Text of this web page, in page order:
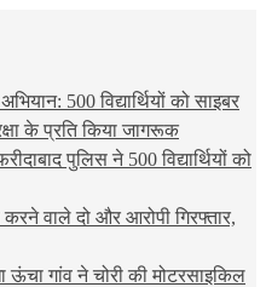
500 विद्यार्थियों को साइबर
के प्रति किया जागरूक
पुलिस ने 500 विद्यार्थियों को
वाले दो और आरोपी गिरफ्तार,
ऊंचा गांव ने चोरी की मोटरसाइकिल